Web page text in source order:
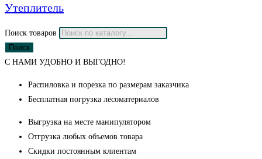
Утеплитель
Поиск товаров
Поиск
С НАМИ УДОБНО И ВЫГОДНО!
Распиловка и порезка по размерам заказчика
Бесплатная погрузка лесоматериалов
Выгрузка на месте манипулятором
Отгрузка любых объемов товара
Скидки постоянным клиентам